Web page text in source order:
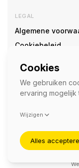
LEGAL
Algemene
Cookiebeleid
SOCIAL
Deze site wordt